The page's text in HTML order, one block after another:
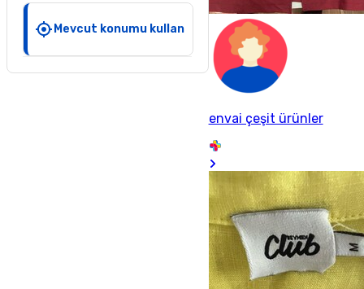
Mevcut konumu kullan
envai çeşit ürünler